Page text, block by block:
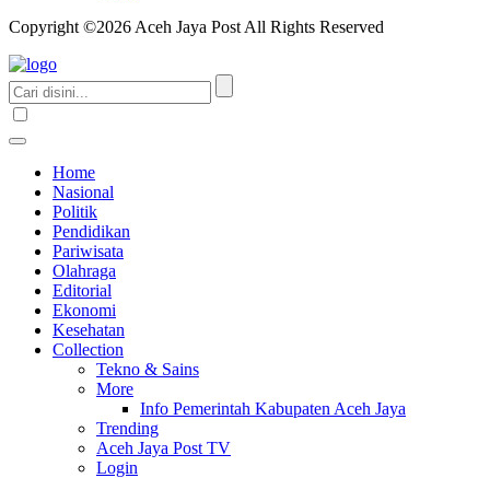
Copyright ©2026 Aceh Jaya Post All Rights Reserved
Home
Nasional
Politik
Pendidikan
Pariwisata
Olahraga
Editorial
Ekonomi
Kesehatan
Collection
Tekno & Sains
More
Info Pemerintah Kabupaten Aceh Jaya
Trending
Aceh Jaya Post TV
Login